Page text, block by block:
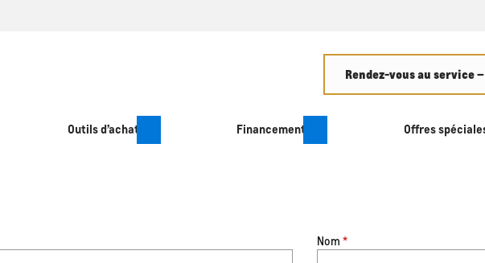
Rendez-vous au service
Outils d’achat Financement Offres
Nom *